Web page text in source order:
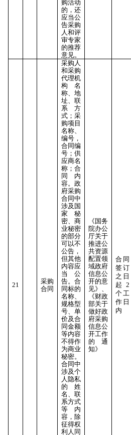
购活动
的，还
应当公
告采购
人和评
审专家
的推荐
意见。
21
采购
合同
采购人
和采购
代理机
构名
称、地
址、联
系方
式；采
购项目
名称、
编号，
合同编
号；供
应商名
称；合
同内
容。政
府采购
合同中
涉及国
家秘
密、商
业秘密
的部分
可以不
公告，
但其他
内容应
当公
告。合
同标的
名称、
规格型
号、单
价及合
同金额
等内容
不得作
为商业
秘密。
合同中
涉及个
人隐私
的姓
名、联
系方式
等内
容，除
征得权
利人同
《国务
院办公
厅关于
推进公
共资源
配置领
域政府
信息公
开的意
见》、
《财政
部关于
做好政
府采购
信息公
开工作
的通
知》
合同
签订
之日
起2
个工
作日
内